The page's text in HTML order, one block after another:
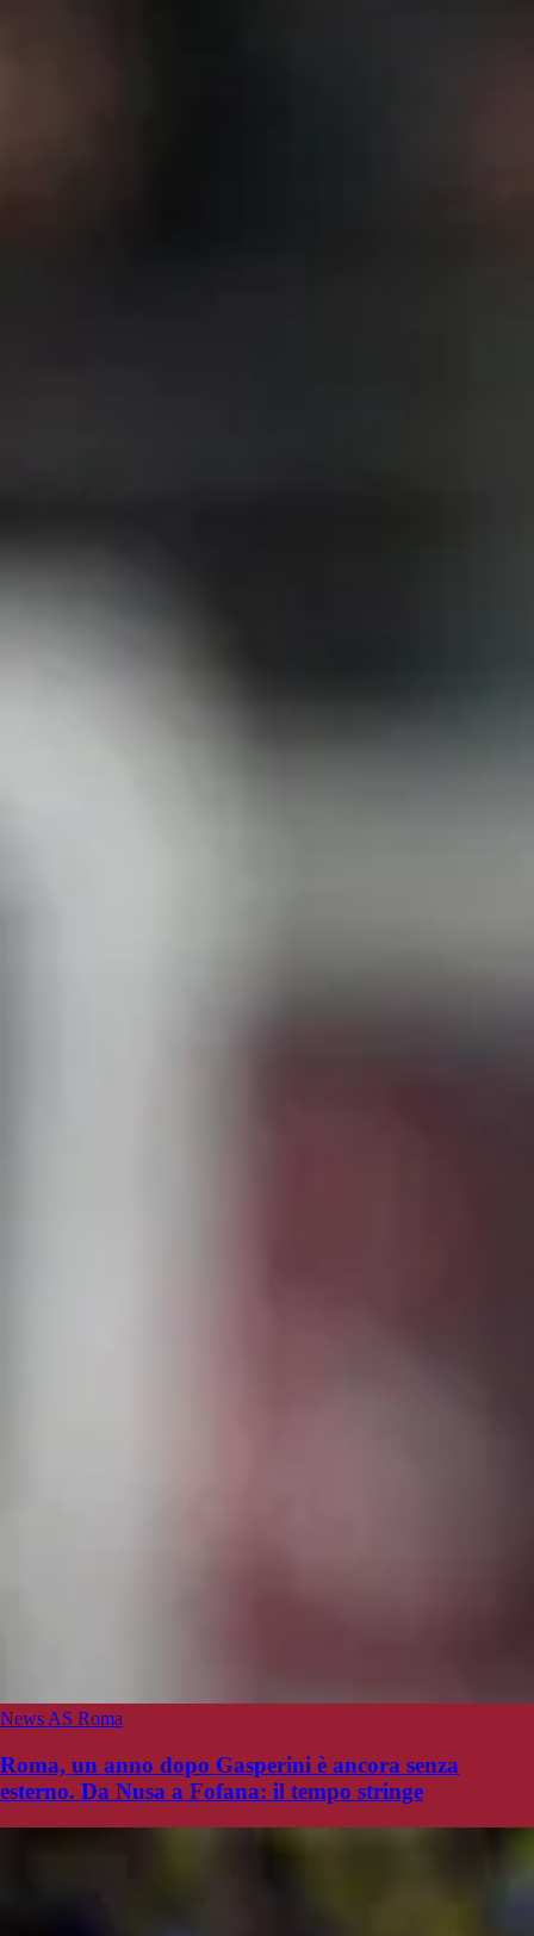
News AS Roma
Roma, un anno dopo Gasperini è ancora senza
esterno. Da Nusa a Fofana: il tempo stringe